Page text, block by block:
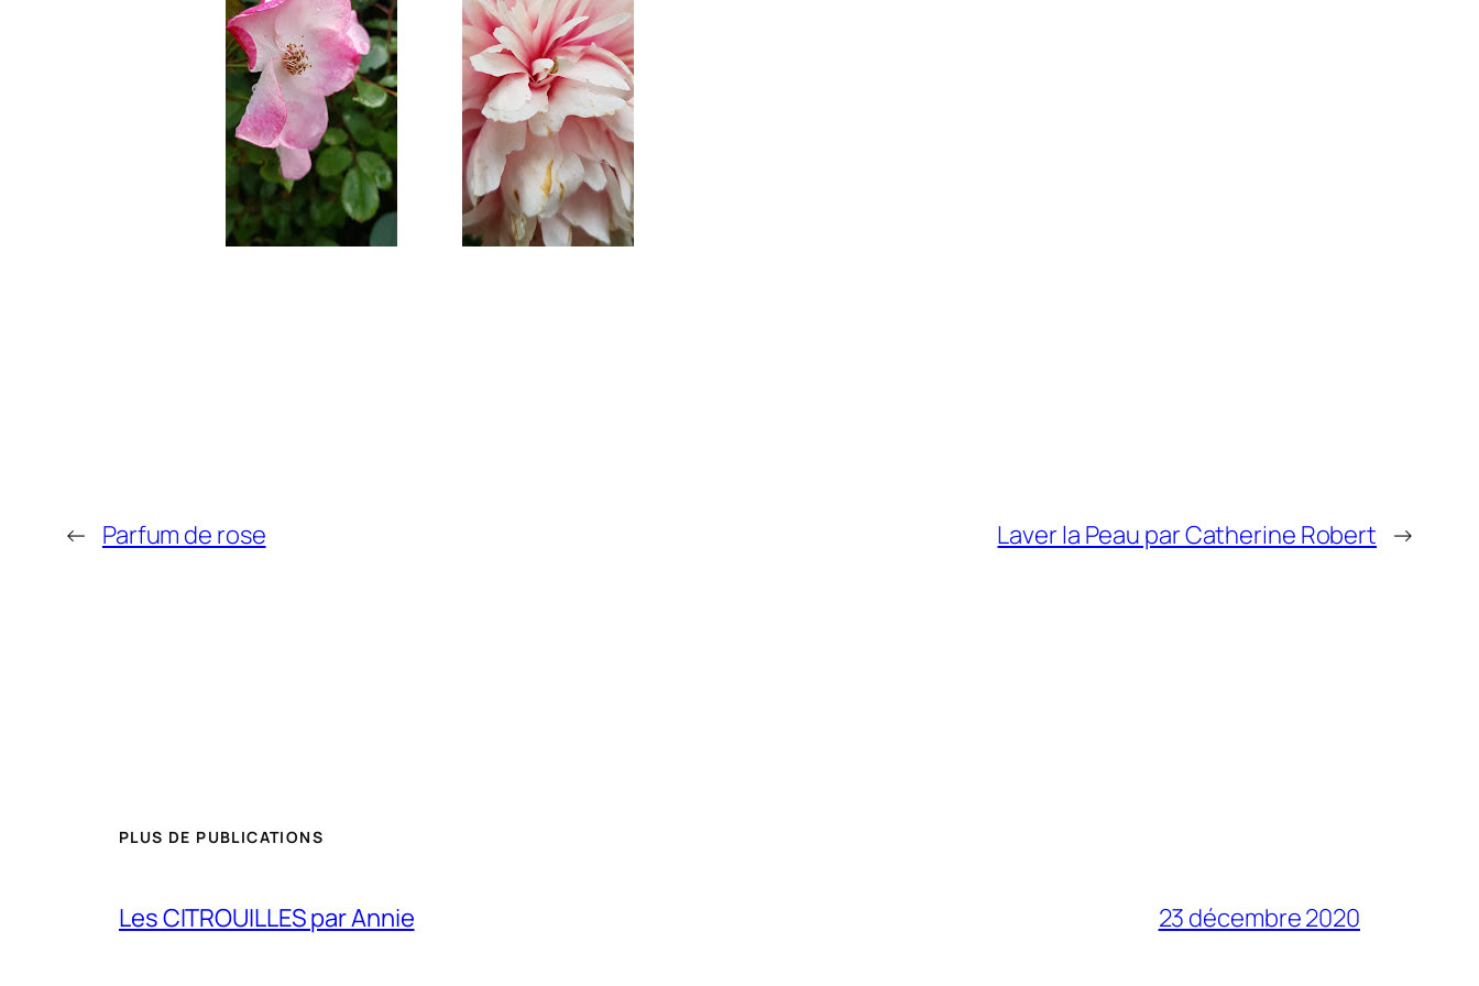
← Parfum de rose Laver la Peau par Catherine Robert →
PLUS DE PUBLICATIONS
Les CITROUILLES par Annie 23 décembre 2020